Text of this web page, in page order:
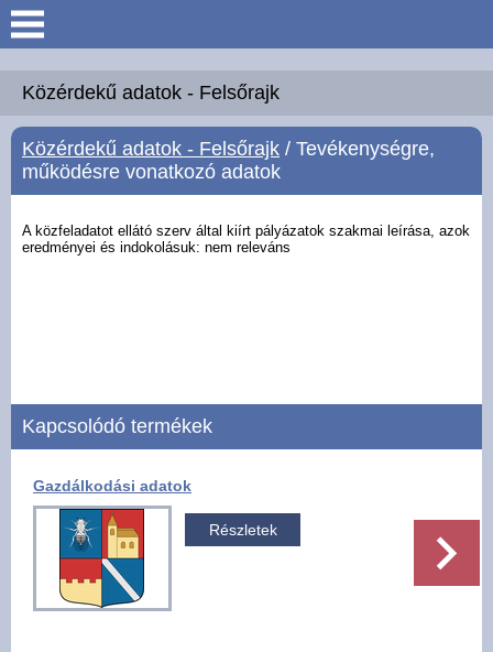
Keresés
Köszöntő
Hírek
Felsőrajk
Pályázatok
Választási információk -
Felsőrajk
Közérdekű adatok - Felsőrajk
Közérdekű adatok - Felsőrajk / Tevékenységre,
működésre vonatkozó adatok
A közfeladatot ellátó szerv által kiírt pályázatok szakmai leírása, azok
eredményei és indokolásuk: nem releváns
Kapcsolódó termékek
Gazdálkodási adatok
Részletek